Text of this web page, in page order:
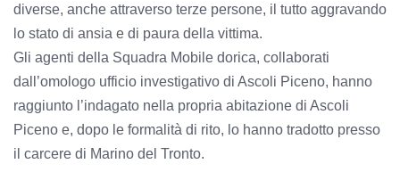
diverse, anche attraverso terze persone, il tutto aggravando
lo stato di ansia e di paura della vittima.
Gli agenti della Squadra Mobile dorica, collaborati
dall’omologo ufficio investigativo di Ascoli Piceno, hanno
raggiunto l’indagato nella propria abitazione di Ascoli
Piceno e, dopo le formalità di rito, lo hanno tradotto presso
il carcere di Marino del Tronto.